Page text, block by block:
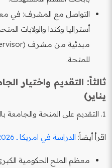
التواصل مع المشرف: في
أستراليا وكندا والولايات
للمنحة.
ثالثاً: التقديم واختيار
يناير)
1. التقديم على المنحة والجامعة بالتوازي:
اقرأ أيضاً: الدراسة في امريكا ـ 2026
معظم المنح الحكومية